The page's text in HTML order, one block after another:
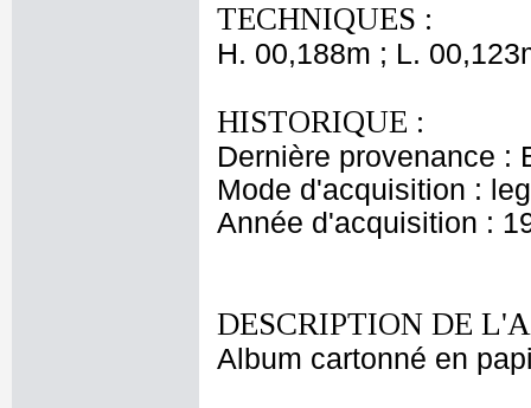
TECHNIQUES :
H. 00,188m ; L.
HISTORIQUE :
Dernière provenance :
Mode d'acquisition :
Année d'acquisition :
DESCRIPTION DE
Album cartonné en